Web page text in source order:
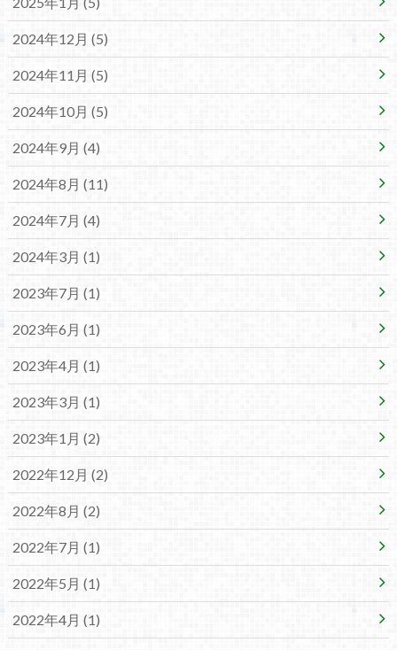
2024年12月 (5)
2024年11月 (5)
2024年10月 (5)
2024年9月 (4)
2024年8月 (11)
2024年7月 (4)
2024年3月 (1)
2023年7月 (1)
2023年6月 (1)
2023年4月 (1)
2023年3月 (1)
2023年1月 (2)
2022年12月 (2)
2022年8月 (2)
2022年7月 (1)
2022年5月 (1)
2022年4月 (1)